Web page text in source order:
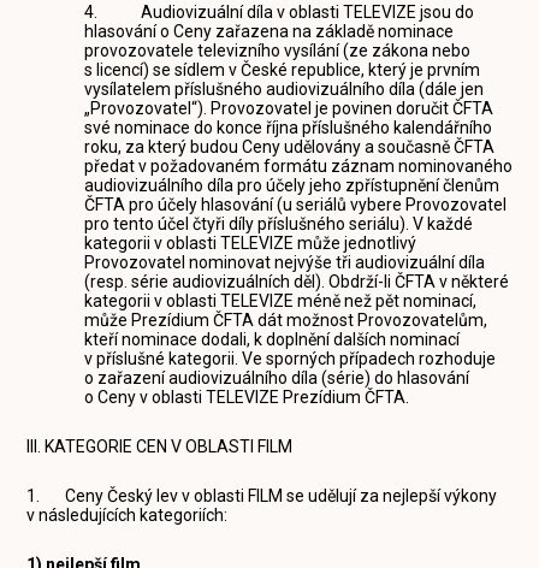
4. Audiovizuální díla v oblasti TELEVIZE jsou do
hlasování o Ceny zařazena na základě nominace
provozovatele televizního vysílání (ze zákona nebo
s licencí) se sídlem v České republice, který je prvním
vysílatelem příslušného audiovizuálního díla (dále jen
„Provozovatel“). Provozovatel je povinen doručit ČFTA
své nominace do konce října příslušného kalendářního
roku, za který budou Ceny udělovány a současně ČFTA
předat v požadovaném formátu záznam nominovaného
audiovizuálního díla pro účely jeho zpřístupnění členům
ČFTA pro účely hlasování (u seriálů vybere Provozovatel
pro tento účel čtyři díly příslušného seriálu). V každé
kategorii v oblasti TELEVIZE může jednotlivý
Provozovatel nominovat nejvýše tři audiovizuální díla
(resp. série audiovizuálních děl). Obdrží-li ČFTA v některé
kategorii v oblasti TELEVIZE méně než pět nominací,
může Prezídium ČFTA dát možnost Provozovatelům,
kteří nominace dodali, k doplnění dalších nominací
v příslušné kategorii. Ve sporných případech rozhoduje
o zařazení audiovizuálního díla (série) do hlasování
o Ceny v oblasti TELEVIZE Prezídium ČFTA.
III. KATEGORIE CEN V OBLASTI FILM
1. Ceny Český lev v oblasti FILM se udělují za nejlepší výkony
v následujících kategoriích: